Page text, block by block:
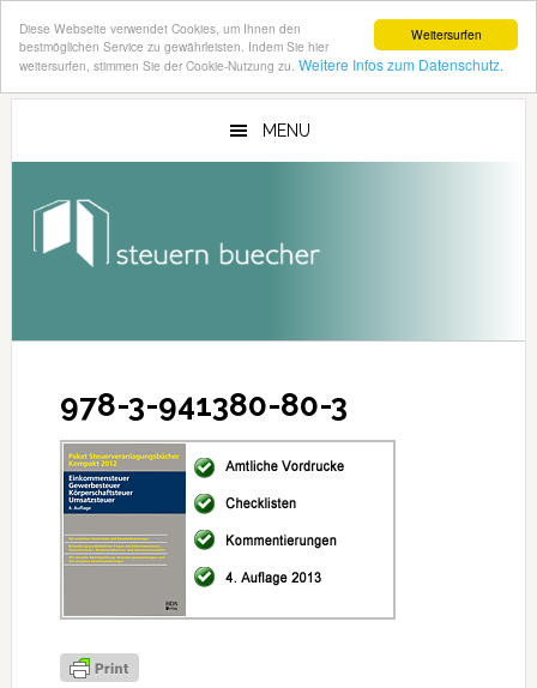
Weitersurfen
Diese Webseite verwendet Cookies, um Ihnen den
bestmöglichen Service zu gewährleisten. Indem Sie hier
weitersurfen, stimmen Sie der Cookie-Nutzung zu. Weitere Infos zum Datenschutz.
Zum
Zur
MENU
978-3-941380-80-3